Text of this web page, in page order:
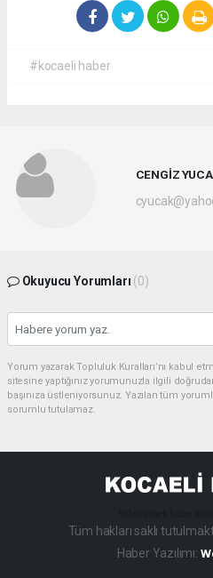
#kocaeli haber
CENGİZ
Okuyucu Yorumları (0)
Yorum yazarak Topluluk Kuralları’nı kabul
sitesine yaptığınız yorumunuzla ilgili
başınıza üstleniyorsunuz. Yazılan tüm
sorumlu tutulamaz.
Tüm hakları saklı
Haber Yazılımı: